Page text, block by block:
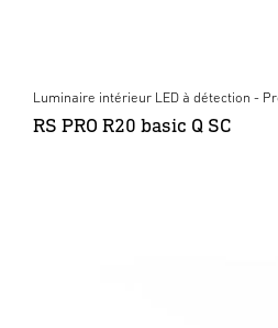
Luminaire intérieur LED à détection -
RS PRO R20 basic Q SC